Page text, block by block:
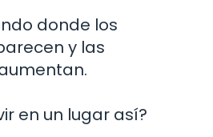
donde los
y las
en un lugar así?